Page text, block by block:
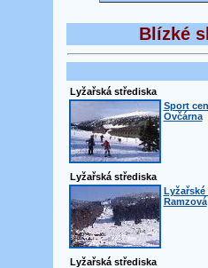
Blízké
Lyžařská střediska
Sport
Ovčárna
Lyžařská střediska
Lyžařské
Ramzová
Lyžařská střediska